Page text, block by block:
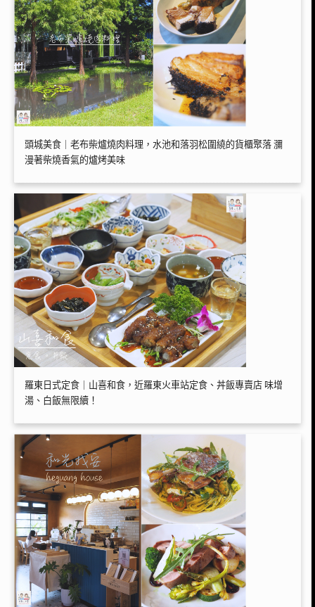
頭城美食｜老布柴爐燒肉料理，水池和落羽松圍繞的貨櫃聚落 瀰
漫著柴燒香氣的爐烤美味
羅東日式定食｜山喜和食，近羅東火車站定食、丼飯專賣店 味增
湯、白飯無限續！